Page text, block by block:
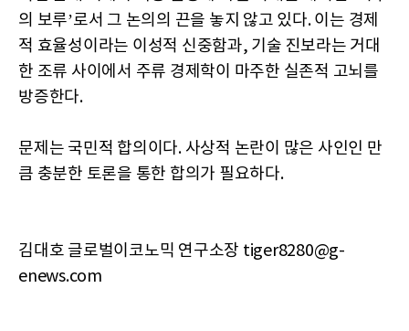
의 보루’로서 그 논의의 끈을 놓지 않고 있다. 이는 경제
적 효율성이라는 이성적 신중함과, 기술 진보라는 거대
한 조류 사이에서 주류 경제학이 마주한 실존적 고뇌를
방증한다.
문제는 국민적 합의이다. 사상적 논란이 많은 사인인 만
큼 충분한 토론을 통한 합의가 필요하다.
김대호 글로벌이코노믹 연구소장 tiger8280@g-
enews.com